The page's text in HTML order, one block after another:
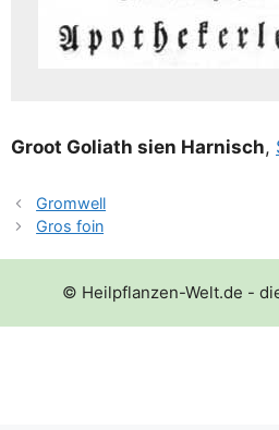
Groot Goli­ath sien Har­nisch,
Gromwell
Gros foin
© Heilpflanzen-Welt.de -